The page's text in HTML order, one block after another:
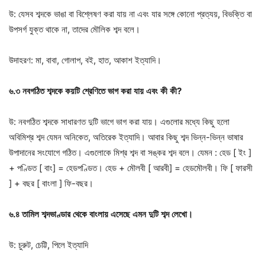
উ: যেসব শব্দকে ভাঙা বা বিশ্লেষণ করা যায় না এবং যার সঙ্গে কোনো প্রত্যয়, বিভক্তি বা
উপসর্গ যুক্ত থাকে না, তাদের মৌলিক শব্দ বলে।
উদাহরণ: মা, বাবা, গোলাপ, বই, হাত, আকাশ ইত্যাদি।
৬.৩ নবগঠিত শব্দকে কয়টি শ্রেণিতে ভাগ করা যায় এবং কী কী?
উ: নবগঠিত শব্দকে সাধারণত দুটি ভাগে ভাগ করা যায়। এগুলোর মধ্যে কিছু হলো
অবিমিশ্র শব্দ যেমন অনিকেত, অতিরেক ইত্যাদি। আবার কিছু শব্দ ভিন্ন-ভিন্ন ভাষার
উপাদানের সংযোগে গঠিত। এগুলোকে মিশ্র শব্দ বা সঙ্কর শব্দ বলে। যেমন : হেড [ ইং ]
+ পণ্ডিত [ বাং] = হেডপণ্ডিত। হেড + মৌলবী [ আরবী] = হেডমৌলবী। ফি [ ফারসী
] + বছর [ বাংলা ] ফি-বছর।
৬.৪ তামিল শব্দভাণ্ডার থেকে বাংলায় এসেছে এমন দুটি শব্দ লেখো।
উ: চুরুট, চেট্টি, পিলে ইত্যাদি